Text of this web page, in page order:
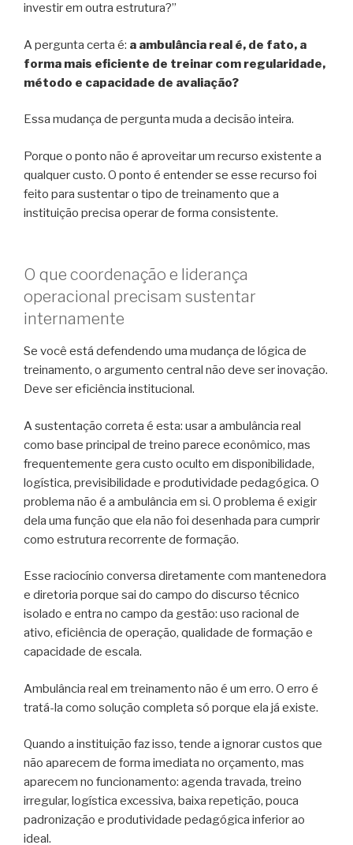
investir em outra estrutura?”
A pergunta certa é: a ambulância real é, de fato, a
forma mais eficiente de treinar com regularidade,
método e capacidade de avaliação?
Essa mudança de pergunta muda a decisão inteira.
Porque o ponto não é aproveitar um recurso existente a
qualquer custo. O ponto é entender se esse recurso foi
feito para sustentar o tipo de treinamento que a
instituição precisa operar de forma consistente.
O que coordenação e liderança
operacional precisam sustentar
internamente
Se você está defendendo uma mudança de lógica de
treinamento, o argumento central não deve ser inovação.
Deve ser eficiência institucional.
A sustentação correta é esta: usar a ambulância real
como base principal de treino parece econômico, mas
frequentemente gera custo oculto em disponibilidade,
logística, previsibilidade e produtividade pedagógica. O
problema não é a ambulância em si. O problema é exigir
dela uma função que ela não foi desenhada para cumprir
como estrutura recorrente de formação.
Esse raciocínio conversa diretamente com mantenedora
e diretoria porque sai do campo do discurso técnico
isolado e entra no campo da gestão: uso racional de
ativo, eficiência de operação, qualidade de formação e
capacidade de escala.
Ambulância real em treinamento não é um erro. O erro é
tratá-la como solução completa só porque ela já existe.
Quando a instituição faz isso, tende a ignorar custos que
não aparecem de forma imediata no orçamento, mas
aparecem no funcionamento: agenda travada, treino
irregular, logística excessiva, baixa repetição, pouca
padronização e produtividade pedagógica inferior ao
ideal.